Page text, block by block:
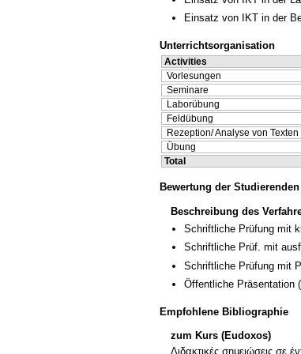
Einsatz von IKT in der
Unterrichtsorganisation
Activities
Vorlesungen
Seminare
Laborübung
Feldübung
Rezeption/ Analyse von Texten
Übung
Total
Bewertung der Studierenden
Beschreibung des
Schriftliche Prüfung mit
Schriftliche Prüf. mit
Schriftliche Prüfung mit
Öffentliche Präsentation
Empfohlene Bibliographie
zum Kurs (Eudoxos)
Διδακτικές σημειώσεις σε